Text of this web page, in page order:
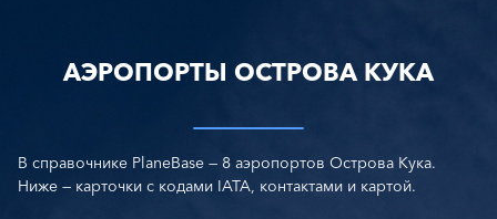
АЭРОПОРТЫ ОСТРОВА КУКА
В справочнике PlaneBase — 8 аэропортов Острова Кука.
Ниже — карточки с кодами IATA, контактами и картой.